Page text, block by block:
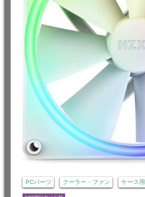
PCパーツ クーラー・ファン ケース用